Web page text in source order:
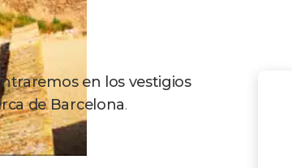
en los vestigios
de Barcelona.